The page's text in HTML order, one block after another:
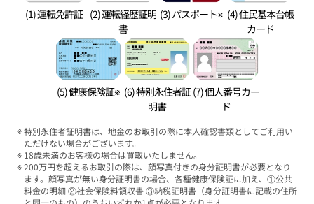
(1) 運転免許証 (2) 運転経歴証明
書
(3) パスポート※ (4) 住民基本台帳
カード
(5) 健康保険証※ (6) 特別永住者証
明書
(7) 個人番号カー
ド
特別永住者証明書は、地金のお取引の際に本人確認書類としてご利用い
ただけない場合がございます。
18歳未満のお客様の場合は買取いたしません。
200万円を超えるお取引の際は、顔写真付きの身分証明書が必要となり
ます。顔写真が無い身分証明書の場合、各種健康保険証に加え、①公共
料金の明細 ②社会保険料領収書 ③納税証明書（身分証明書に記載の住所